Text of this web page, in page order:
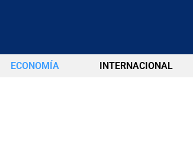
ECONOMÍA INTERNACIONAL